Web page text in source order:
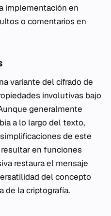
implementación en
o comentarios en
variante del cifrado de
involutivas bajo
generalmente
a lo largo del texto,
de este
en funciones
restaura el mensaje
del concepto
de la criptografía.